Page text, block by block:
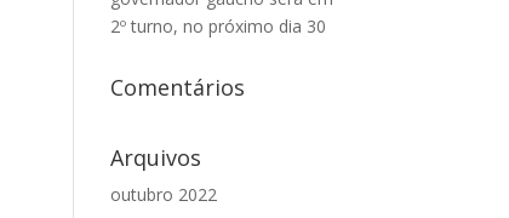
2º turno, no próximo dia 30
Comentários
Arquivos
outubro 2022